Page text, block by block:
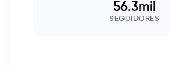
56.3mil
SEGUIDORES